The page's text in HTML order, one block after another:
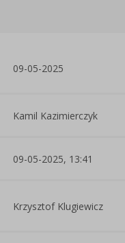
09-05-2025
Kamil Kazimierczyk
09-05-2025, 13:41
Krzysztof Klugiewicz